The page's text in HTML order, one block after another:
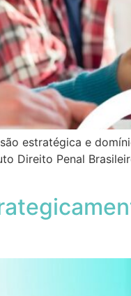
estratégica e
Direito Penal